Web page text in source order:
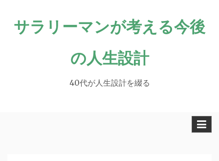
サラリーマンが考える今後
の人生設計
40代が人生設計を綴る